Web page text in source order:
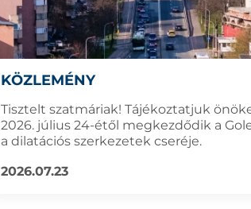
KÖZLEMÉNY
Tisztelt szatmáriak! Tájékoztatjuk
2026. július 24-étől megkezdődik a
a dilatációs szerkezetek cseréje.
2026.07.23